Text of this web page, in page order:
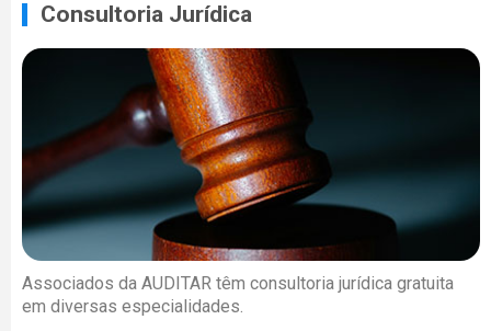
Consultoria Jurídica
Associados da AUDITAR têm consultoria jurídica gratuita
em diversas especialidades.